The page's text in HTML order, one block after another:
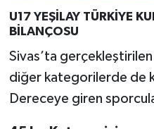
U17 YEŞİLAY TÜRKİYE
BİLANÇOSU
Sivas’ta
diğer kategorilerde de
Dereceye giren